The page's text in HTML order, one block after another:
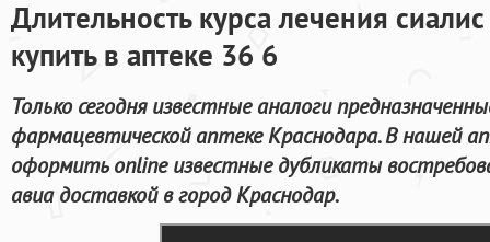
Длительность курса лечения
купить в аптеке 36 6
Только сегодня известные аналоги
фармацевтической аптеке Краснодара. В нашей
оформить online известные дубликаты
авиа доставкой в город Краснодар.